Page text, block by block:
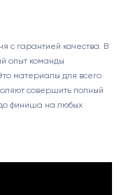
с гарантией качества. В
опыт команды
материалы для всего
совершить полный
финиша на любых